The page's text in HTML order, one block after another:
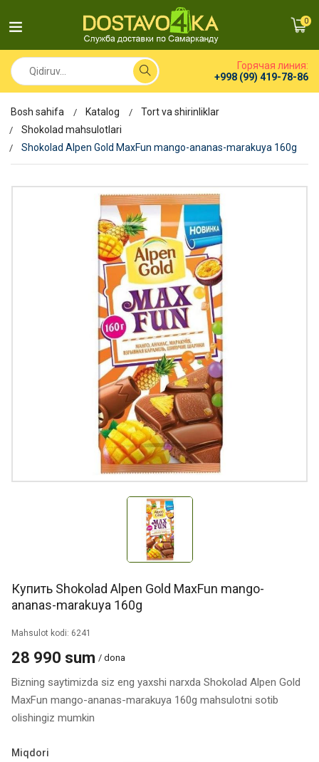
0
Горячая линия:
+998 (99) 419-78-86
Bosh sahifa Katalog
Tort va shirinliklar
Shokolad mahsulotlari
Shokolad Alpen Gold MaxFun mango-ananas-marakuya 160g
Купить Shokolad Alpen Gold MaxFun mango-
ananas-marakuya 160g
Mahsulot kodi: 6241
28 990 sum / dona
Bizning saytimizda siz eng yaxshi narxda Shokolad Alpen Gold
MaxFun mango-ananas-marakuya 160g mahsulotni sotib
olishingiz mumkin
Miqdori